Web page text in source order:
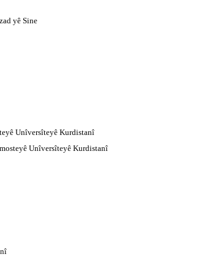
yê Sine
Unîversîteyê Kurdistanî
Unîversîteyê Kurdistanî